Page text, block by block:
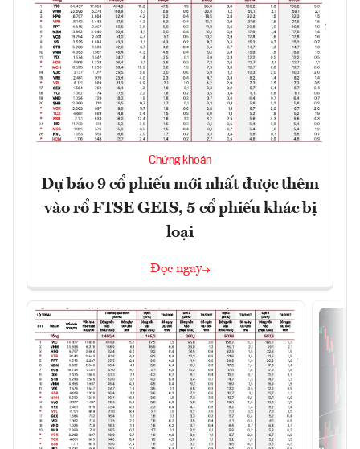
Chứng khoán
Dự báo 9 cổ phiếu mới nhất được thêm
vào rổ FTSE GEIS, 5 cổ phiếu khác bị
loại
Đọc ngay